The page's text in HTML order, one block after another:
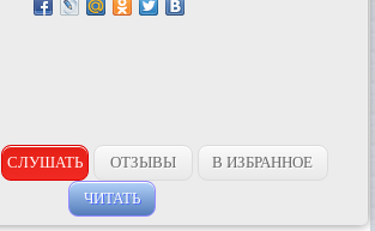
СЛУШАТЬ ОТЗЫВЫ
В ИЗБРАННОЕ
ЧИТАТЬ